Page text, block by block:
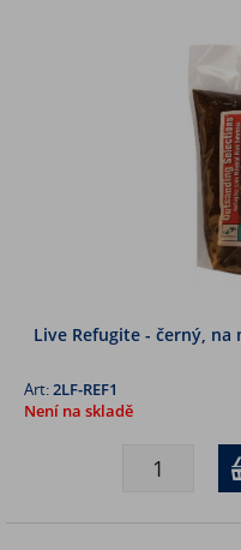
Live Refugite - černý,
Art:2LF-REF1
Není na skladě